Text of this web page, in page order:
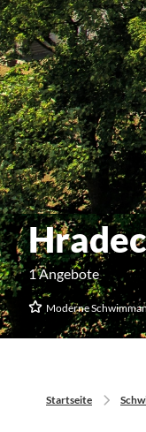
1 Angebote
Moderne
Startseite